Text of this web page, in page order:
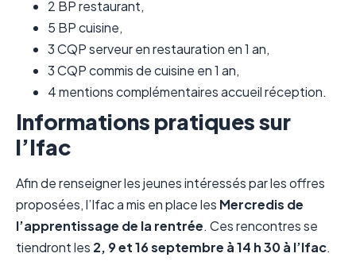
2 BP restaurant,
5 BP cuisine,
3 CQP serveur en restauration en 1 an,
3 CQP commis de cuisine en 1 an,
4 mentions complémentaires accueil réception.
Informations pratiques sur
l’Ifac
Afin de renseigner les jeunes intéressés par les offres
proposées, l’Ifac a mis en place les Mercredis de
l’apprentissage de la rentrée. Ces rencontres se
tiendront les 2, 9 et 16 septembre à 14 h 30 à l’Ifac.